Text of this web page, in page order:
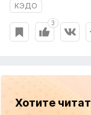
КЭДО
3
Хотите